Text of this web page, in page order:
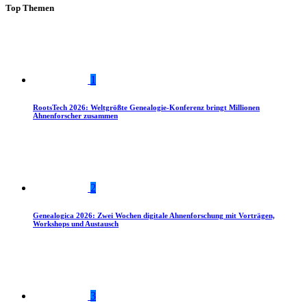
Top Themen
1
RootsTech 2026: Weltgrößte Genealogie-Konferenz bringt Millionen
Ahnenforscher zusammen
2
Genealogica 2026: Zwei Wochen digitale Ahnenforschung mit Vorträgen,
Workshops und Austausch
3